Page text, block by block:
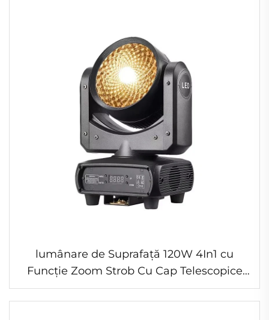
lumânare de Suprafață 120W 4In1 cu
Funcție Zoom Strob Cu Cap Telescopice
Potrivită pentru Fiere de Față pe Scenă,
Bar, Gala, Hotel